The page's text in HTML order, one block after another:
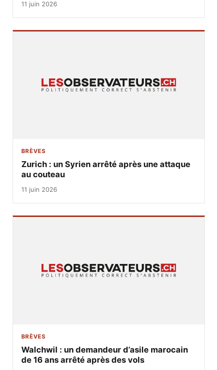
11 juin 2026
BRÈVES
Zurich : un Syrien arrêté après une attaque
au couteau
11 juin 2026
BRÈVES
Walchwil : un demandeur d’asile marocain
de 16 ans arrêté après des vols